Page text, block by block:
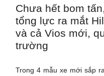
Chưa hết bom
tổng lực ra mắt
và cả Vios mới,
trường
Trong 4 mẫu xe mới sắp